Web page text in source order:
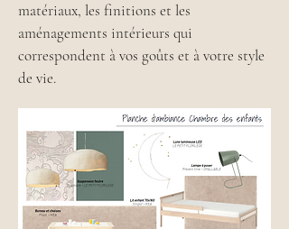
matériaux, les finitions et les
aménagements intérieurs qui
correspondent à vos goûts et à votre style
de vie.